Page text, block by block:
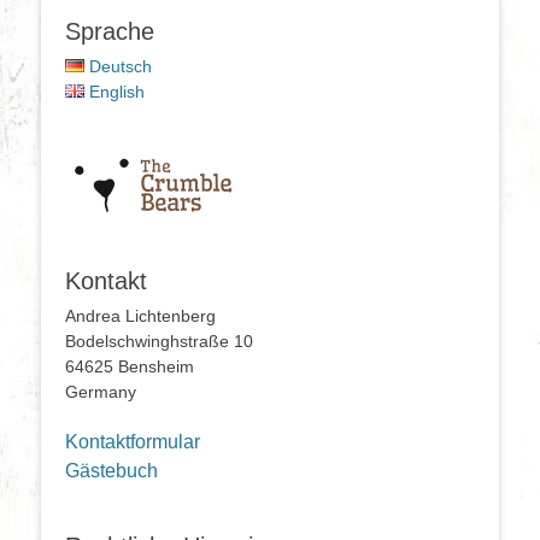
Sprache
Deutsch
English
Kontakt
Andrea Lichtenberg
Bodelschwinghstraße 10
64625 Bensheim
Germany
Kontaktformular
Gästebuch